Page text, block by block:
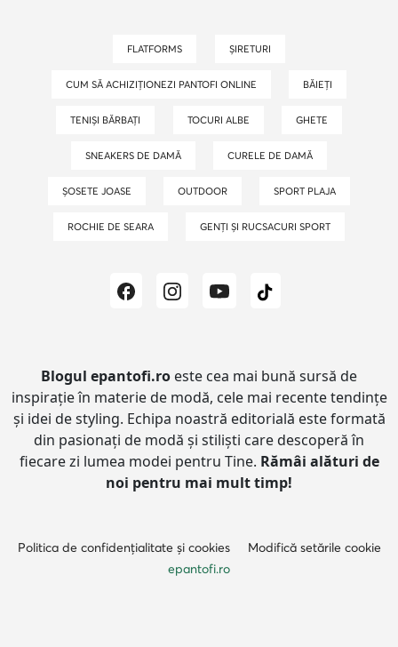
FLATFORMS ȘIRETURI
CUM SĂ ACHIZIȚIONEZI PANTOFI ONLINE BĂIEȚI
TENIȘI BĂRBAȚI TOCURI ALBE GHETE
SNEAKERS DE DAMĂ CURELE DE DAMĂ
ȘOSETE JOASE OUTDOOR SPORT PLAJA
ROCHIE DE SEARA GENȚI ȘI RUCSACURI SPORT
Blogul epantofi.ro este cea mai bună sursă de
inspirație în materie de modă, cele mai recente tendințe
și idei de styling. Echipa noastră editorială este formată
din pasionați de modă și stiliști care descoperă în
fiecare zi lumea modei pentru Tine. Rămâi alături de
noi pentru mai mult timp!
Politica de confidențialitate și cookies
Modifică setările cookie
epantofi.ro